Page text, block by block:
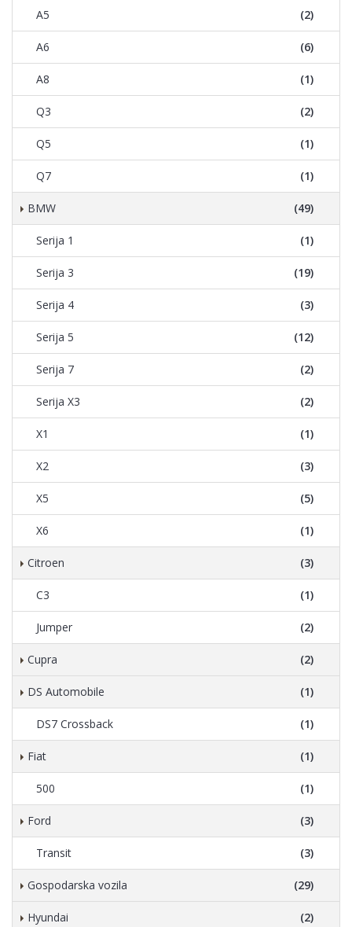
A5 (2)
A6 (6)
A8 (1)
Q3 (2)
Q5 (1)
Q7 (1)
BMW (49)
Serija 1 (1)
Serija 3 (19)
Serija 4 (3)
Serija 5 (12)
Serija 7 (2)
Serija X3 (2)
X1 (1)
X2 (3)
X5 (5)
X6 (1)
Citroen (3)
C3 (1)
Jumper (2)
Cupra (2)
DS Automobile (1)
DS7 Crossback (1)
Fiat (1)
500 (1)
Ford (3)
Transit (3)
Gospodarska vozila (29)
Hyundai (2)